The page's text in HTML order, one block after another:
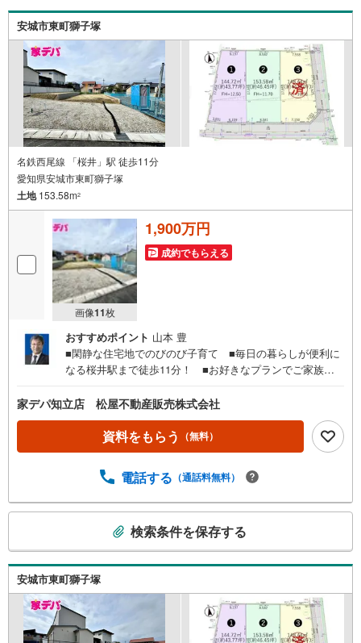
の際、約70％という多くの方々がリフォームを行っていま
す。新築購入より低コストで、新築同様の快適なお住まい
を実現できます。・営業時間 午前9時00分～午後6時30分
（定休日:水曜日）この時間帯はお電話でのお問い合わせが
スムーズにご案内できます。右下の電話ボタンをタッチ！
もしくはお気軽にお電話ください。
安城市東町獅子塚
名鉄西尾線 「桜井」駅 徒歩11分
愛知県安城市東町獅子塚
土地153.58m2
画像11枚
1,900万円
成約でもらえる
おすすめポイント 山本 豊
■閑静な住宅地でのびのび子育て ■毎日の暮らしが便利に
なる桜井駅まで徒歩11分！ ■お好きなプランでご家族の
■建築コストを抑えやすい「整形地」 【教育施設】■桜林
小学校…徒歩13分■桜井中学校…徒歩11分●家デパ 松屋不
動産販売 のつよみ●知立市・豊橋市・豊川市・浜松市の4店
舗営業中！三河エリア・遠州エリアの物件ならおまかせく
客様のご希望に合わせてご提案いたします！・中古物件の
う多くの方々がリフォームを行っています。新築購入より
低コストで、新築同様の快適なお住まいを実現できま
す。・営業時間 午前9時00分～午後6時30分 （定休日:水曜
日）この時間帯はお電話でのお問い合わせがスムーズにご
案内できます。右下の電話ボタンをタッチ！もしくはお気
軽にお電話ください。
家デパ知立店 松屋不動産販売株式会社
資料をもらう （無料）
電話する （通話料無料）
検
索
条
検索条件を保存する
安城市東町獅子塚